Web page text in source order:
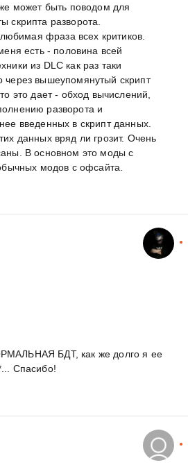
может быть поводом для
скрипта разворота.
фраза всех критиков.
есть - половина всей
из DLC как раз таки
через вышеупомянутый скрипт
это дает - обход вычислений,
разворота и
введенных в скрипт данных.
данных вряд ли грозит. Очень
В основном это моды с
модов с офсайта.
БДТ, как же долго я ее
Спасибо!